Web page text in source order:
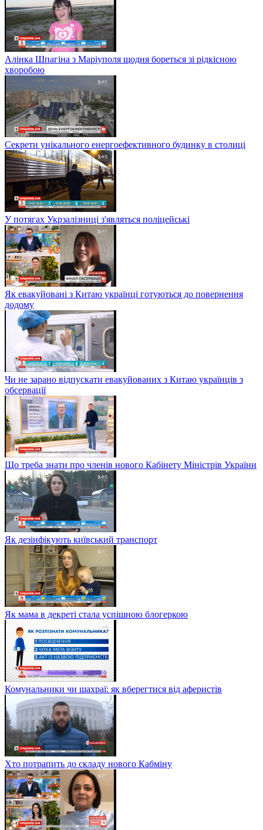
Алінка Шпагіна з Маріуполя щодня бореться зі рідкісною
хворобою
Секрети унікального енергоефективного будинку в столиці
У потягах Укрзалізниці з'являться поліцейські
Як евакуйовані з Китаю українці готуються до повернення
додому
Чи не зарано відпускати евакуйованих з Китаю українців з
обсервації
Що треба знати про членів нового Кабінету Міністрів України
Як дезінфікують київський транспорт
Як мама в декреті стала успішною блогеркою
Комунальники чи шахраї: як вберегтися від аферистів
Хто потрапить до складу нового Кабміну